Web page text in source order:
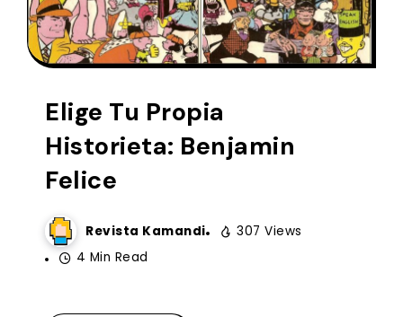
Elige Tu Propia
Historieta: Benjamin
Felice
Revista Kamandi
307 Views
4 Min Read